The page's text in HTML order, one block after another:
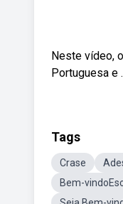
Neste vídeo,
Portuguesa e
Tags
Crase
Bem-